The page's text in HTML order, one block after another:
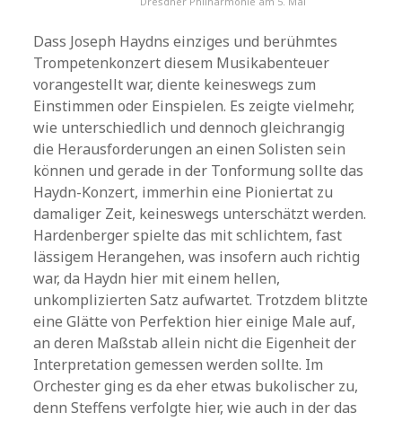
Dass Joseph Haydns einziges und berühmtes
Trompetenkonzert diesem Musikabenteuer
vorangestellt war, diente keineswegs zum
Einstimmen oder Einspielen. Es zeigte vielmehr,
wie unterschiedlich und dennoch gleichrangig
die Herausforderungen an einen Solisten sein
können und gerade in der Tonformung sollte das
Haydn-Konzert, immerhin eine Pioniertat zu
damaliger Zeit, keineswegs unterschätzt werden.
Hardenberger spielte das mit schlichtem, fast
lässigem Herangehen, was insofern auch richtig
war, da Haydn hier mit einem hellen,
unkomplizierten Satz aufwartet. Trotzdem blitzte
eine Glätte von Perfektion hier einige Male auf,
an deren Maßstab allein nicht die Eigenheit der
Interpretation gemessen werden sollte. Im
Orchester ging es da eher etwas bukolischer zu,
denn Steffens verfolgte hier, wie auch in der das